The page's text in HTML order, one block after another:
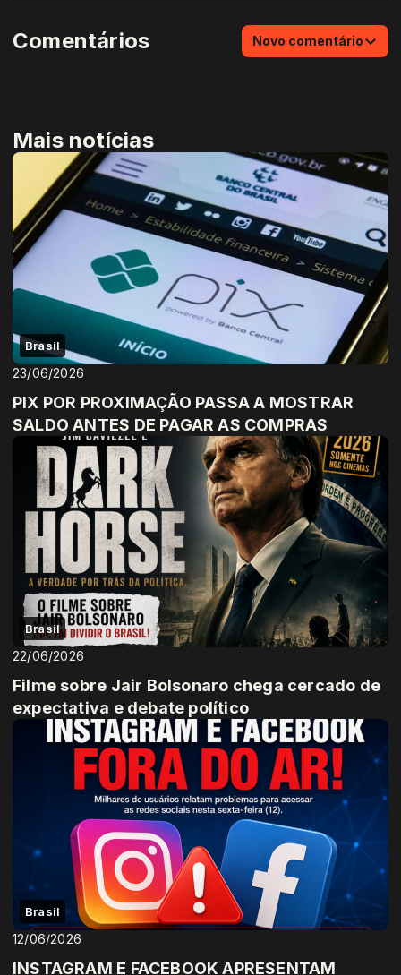
Comentários Novo comentário
Mais notícias
Brasil
23/06/2026
PIX POR PROXIMAÇÃO PASSA A MOSTRAR
SALDO ANTES DE PAGAR AS COMPRAS
Brasil
22/06/2026
Filme sobre Jair Bolsonaro chega cercado de
expectativa e debate político
Brasil
12/06/2026
INSTAGRAM E FACEBOOK APRESENTAM